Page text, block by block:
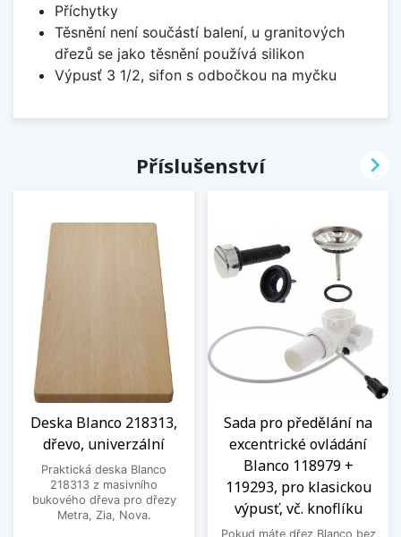
Příchytky
Těsnění není součástí balení, u granitových
dřezů se jako těsnění používá silikon
Výpusť 3 1/2, sifon s odbočkou na myčku
Příslušenství
Deska Blanco 218313,
dřevo, univerzální
Praktická deska Blanco
218313 z masivního
bukového dřeva pro dřezy
Metra, Zia, Nova.
Sada pro předělání na
excentrické ovládání
Blanco 118979 +
119293, pro klasickou
výpusť, vč. knoflíku
Pokud máte dřez Blanco bez
